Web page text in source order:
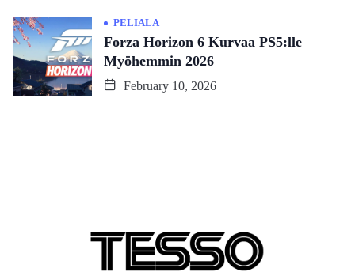
PELIALA
Forza Horizon 6 Kurvaa PS5:lle
Myöhemmin 2026
February 10, 2026